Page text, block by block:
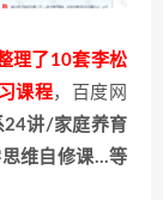
理了10套李松
课程，百度网
24讲/家庭养育
维自修课…等